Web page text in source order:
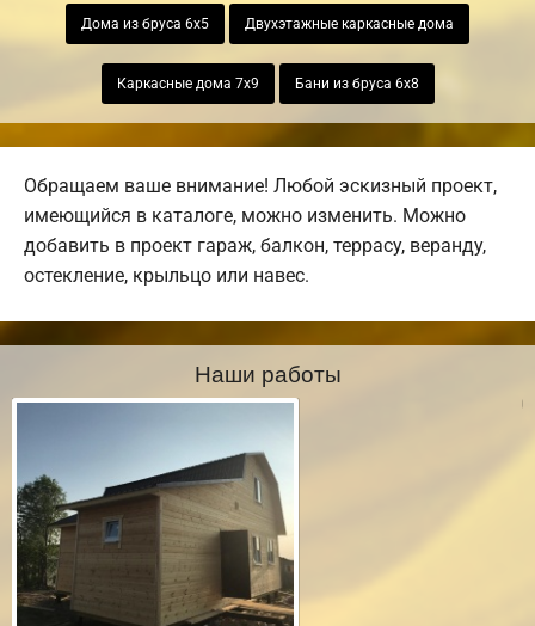
Дома из бруса 6х5 Двухэтажные каркасные дома
Каркасные дома 7х9 Бани из бруса 6х8
Обращаем ваше внимание! Любой эскизный проект,
имеющийся в каталоге, можно изменить. Можно
добавить в проект гараж, балкон, террасу, веранду,
остекление, крыльцо или навес.
Наши работы